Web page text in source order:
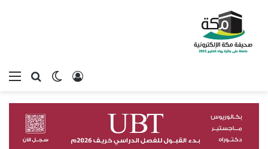
بحثالوضع
تسجيل الدخول